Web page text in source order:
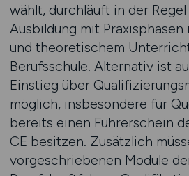
wählt, durchläuft in der
Ausbildung mit
und theoretischem
Berufsschule. Alternativ ist
Einstieg über
möglich, insbesondere für
bereits einen Führerschein
CE besitzen. Zusätzlich
vorgeschriebenen Module